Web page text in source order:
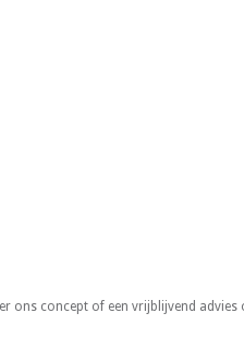
ons concept of een vrijblijvend